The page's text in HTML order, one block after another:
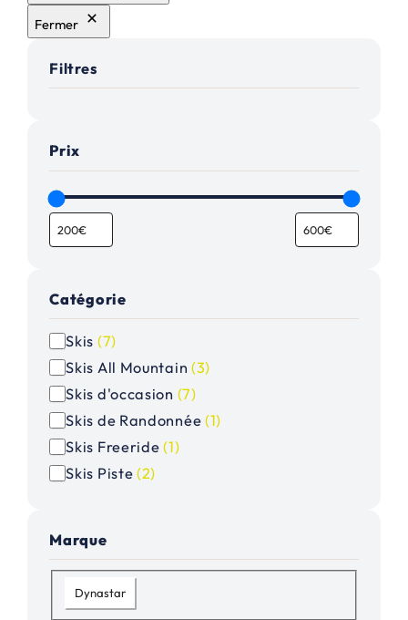
Fermer
Filtres
Prix
Catégorie
C
a
t
é
g
o
r
e
Skis (7)
Skis All Mountain (3)
Skis d'occasion (7)
Skis de Randonnée (1)
Skis Freeride(1)
Skis Piste(2)
Marque
M
a
Dynastar